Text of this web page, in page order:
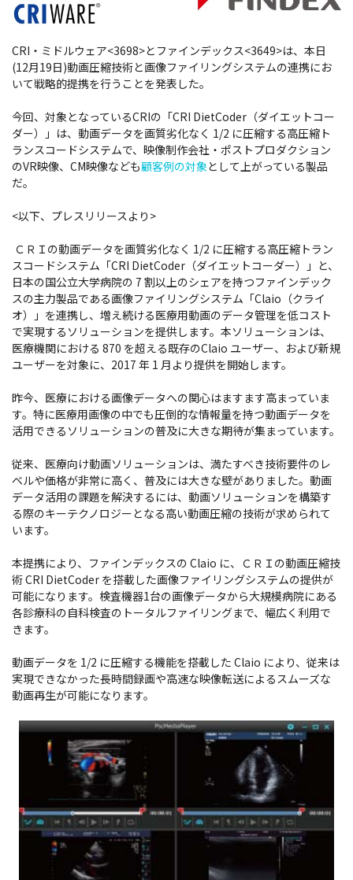
CRI・ミドルウェア<3698>とファインデックス<3649>は、本日
(12月19日)動画圧縮技術と画像ファイリングシステムの連携にお
いて戦略的提携を行うことを発表した。
今回、対象となっているCRIの「CRI DietCoder（ダイエットコー
ダー）」は、動画データを画質劣化なく 1/2 に圧縮する高圧縮ト
ランスコードシステムで、映像制作会社・ポストプロダクション
のVR映像、CM映像なども顧客例の対象として上がっている製品
だ。
<以下、プレスリリースより>
ＣＲＩの動画データを画質劣化なく 1/2 に圧縮する高圧縮トラン
スコードシステム「CRI DietCoder（ダイエットコーダー）」と、
日本の国公立大学病院の 7 割以上のシェアを持つファインデック
スの主力製品である画像ファイリングシステム「Claio（クライ
オ）」を連携し、増え続ける医療用動画のデータ管理を低コスト
で実現するソリューションを提供します。本ソリューションは、
医療機関における 870 を超える既存のClaio ユーザー、および新規
ユーザーを対象に、2017 年 1 月より提供を開始します。
昨今、医療における画像データへの関心はますます高まっていま
す。特に医療用画像の中でも圧倒的な情報量を持つ動画データを
活用できるソリューションの普及に大きな期待が集まっています。
従来、医療向け動画ソリューションは、満たすべき技術要件のレ
ベルや価格が非常に高く、普及には大きな壁がありました。動画
データ活用の課題を解決するには、動画ソリューションを構築す
る際のキーテクノロジーとなる高い動画圧縮の技術が求められて
います。
本提携により、ファインデックスの Claio に、ＣＲＩの動画圧縮技
術 CRI DietCoder を搭載した画像ファイリングシステムの提供が
可能になります。検査機器1台の画像データから大規模病院にある
各診療科の自科検査のトータルファイリングまで、幅広く利用で
きます。
動画データを 1/2 に圧縮する機能を搭載した Claio により、従来は
実現できなかった長時間録画や高速な映像転送によるスムーズな
動画再生が可能になります。